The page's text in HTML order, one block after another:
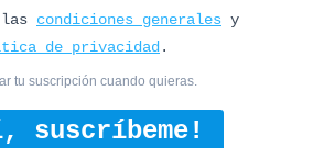
las condiciones generales y
de privacidad .
tu suscripción cuando quieras.
suscríbeme!